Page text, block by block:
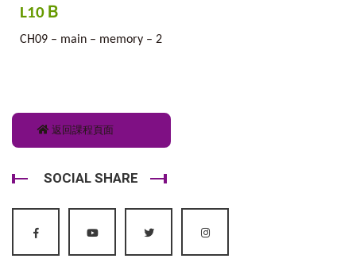
L10Ｂ
CH09 – main – memory – 2
返回課程頁面
SOCIAL SHARE